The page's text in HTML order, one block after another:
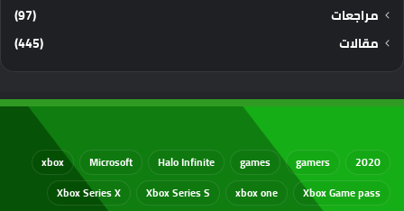
مراجعات
(97)
مقالات
(445)
2020
gamers
games
Halo Infinite
Microsoft
xbox
Xbox Game pass
xbox one
Xbox Series S
Xbox Series X